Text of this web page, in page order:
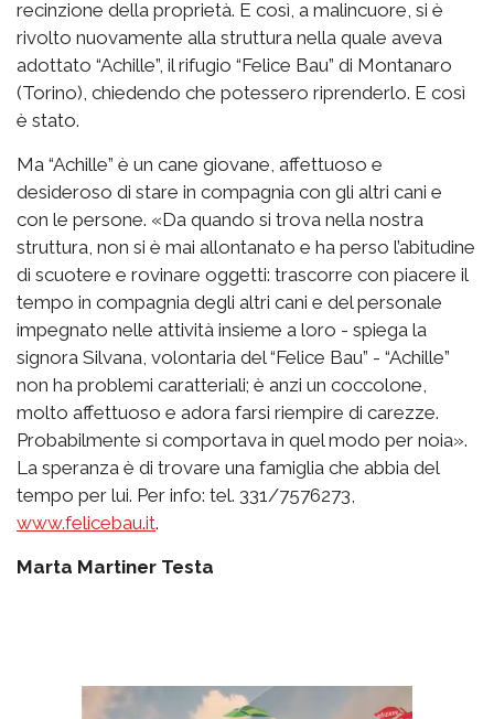
recinzione della proprietà. E così, a malincuore, si è
rivolto nuovamente alla struttura nella quale aveva
adottato “Achille”, il rifugio “Felice Bau” di Montanaro
(Torino), chiedendo che potessero riprenderlo. E così
è stato.
Ma “Achille” è un cane giovane, affettuoso e
desideroso di stare in compagnia con gli altri cani e
con le persone. «Da quando si trova nella nostra
struttura, non si è mai allontanato e ha perso l’abitudine
di scuotere e rovinare oggetti: trascorre con piacere il
tempo in compagnia degli altri cani e del personale
impegnato nelle attività insieme a loro - spiega la
signora Silvana, volontaria del “Felice Bau” - “Achille”
non ha problemi caratteriali; è anzi un coccolone,
molto affettuoso e adora farsi riempire di carezze.
Probabilmente si comportava in quel modo per noia».
La speranza è di trovare una famiglia che abbia del
tempo per lui. Per info: tel. 331/7576273,
www.felicebau.it.
Marta Martiner Testa